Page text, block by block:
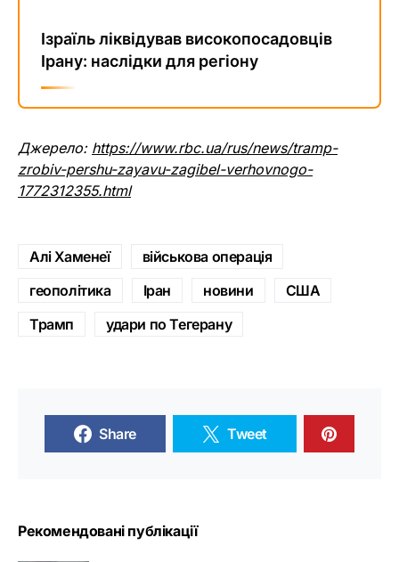
Ізраїль ліквідував високопосадовців
Ірану: наслідки для регіону
Джерело: https://www.rbc.ua/rus/news/tramp-
zrobiv-pershu-zayavu-zagibel-verhovnogo-
1772312355.html
Алі Хаменеї
військова операція
геополітика
Іран новини
США
Трамп
удари по Тегерану
Share Tweet
Рекомендовані публікації